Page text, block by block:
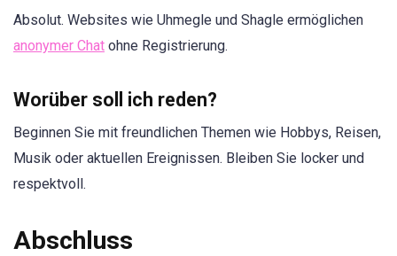
Absolut. Websites wie Uhmegle und Shagle ermöglichen
anonymer Chat ohne Registrierung.
Worüber soll ich reden?
Beginnen Sie mit freundlichen Themen wie Hobbys, Reisen,
Musik oder aktuellen Ereignissen. Bleiben Sie locker und
respektvoll.
Abschluss